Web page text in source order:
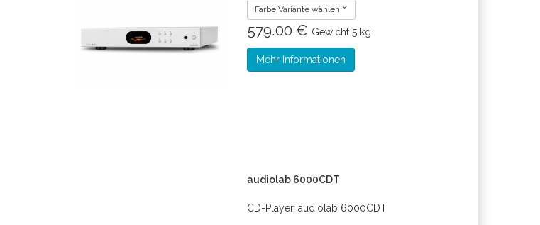
Farbe Variante wählen
579.00 € Gewicht 5 kg
Mehr Informationen
audiolab 6000CDT
CD-Player, audiolab 6000CDT